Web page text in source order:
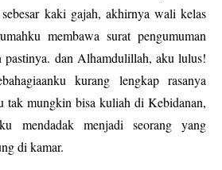
kaki gajah, akhirnya wali kelas
membawa surat pengumuman
pastinya. dan Alhamdulillah, aku lulus!
kurang lengkap rasanya
tak mungkin bisa kuliah di Kebidanan,
mendadak menjadi seorang yang
di kamar.